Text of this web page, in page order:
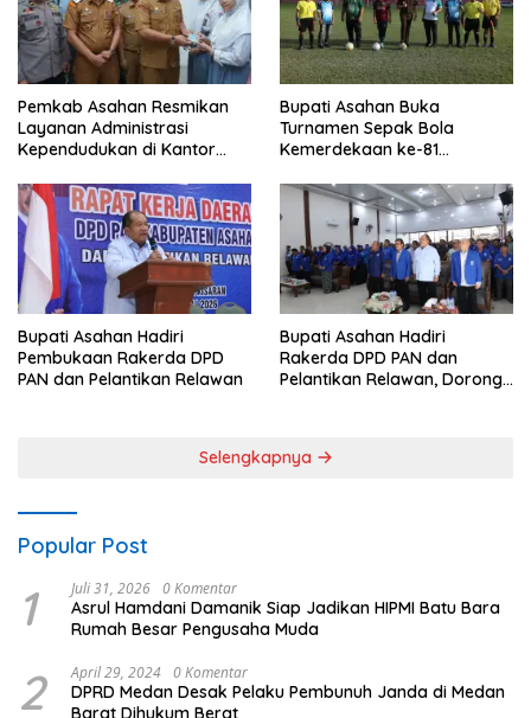
Pemkab Asahan Resmikan
Layanan Administrasi
Kependudukan di Kantor
Bupati Asahan Buka
Turnamen Sepak Bola
Kemerdekaan ke-81
0208/Asahan
Bupati Asahan Hadiri
Pembukaan Rakerda DPD
PAN dan Pelantikan Relawan
Bupati Asahan Hadiri
Rakerda DPD PAN dan
Pelantikan Relawan, Dorong
Selengkapnya
Popular Post
1 Juli 31, 2026 0 Komentar
Asrul Hamdani Damanik Siap Jadikan HIPMI Batu Bara
Rumah Besar Pengusaha Muda
2 April 29, 2024 0 Komentar
DPRD Medan Desak Pelaku Pembunuh Janda di Medan
Barat Dihukum Berat